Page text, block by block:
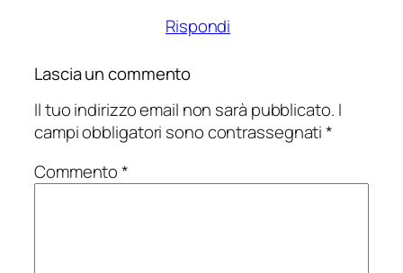
Rispondi
Lascia un commento
Il tuo indirizzo email non sarà pubblicato. I
campi obbligatori sono contrassegnati*
Commento*